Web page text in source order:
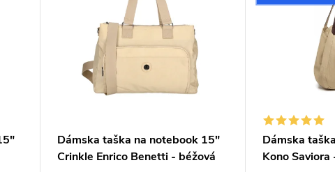
Dámska taška na notebook 15"
Crinkle Enrico Benetti - béžová
Dámska
Kono